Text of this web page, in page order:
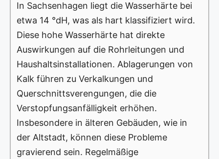
In Sachsenhagen liegt die Wasserhärte bei
etwa 14 °dH, was als hart klassifiziert wird.
Diese hohe Wasserhärte hat direkte
Auswirkungen auf die Rohrleitungen und
Haushaltsinstallationen. Ablagerungen von
Kalk führen zu Verkalkungen und
Querschnittsverengungen, die die
Verstopfungsanfälligkeit erhöhen.
Insbesondere in älteren Gebäuden, wie in
der Altstadt, können diese Probleme
gravierend sein. Regelmäßige